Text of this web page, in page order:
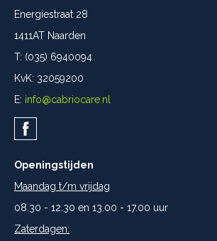
Energiestraat 28
1411AT Naarden
T: (035) 6940094
KvK: 32059200
E: info@cabriocare.nl
Openingstijden
Maandag t/m vrijdag
08.30 - 12.30 en 13.00 - 17.00 uur
Zaterdagen: